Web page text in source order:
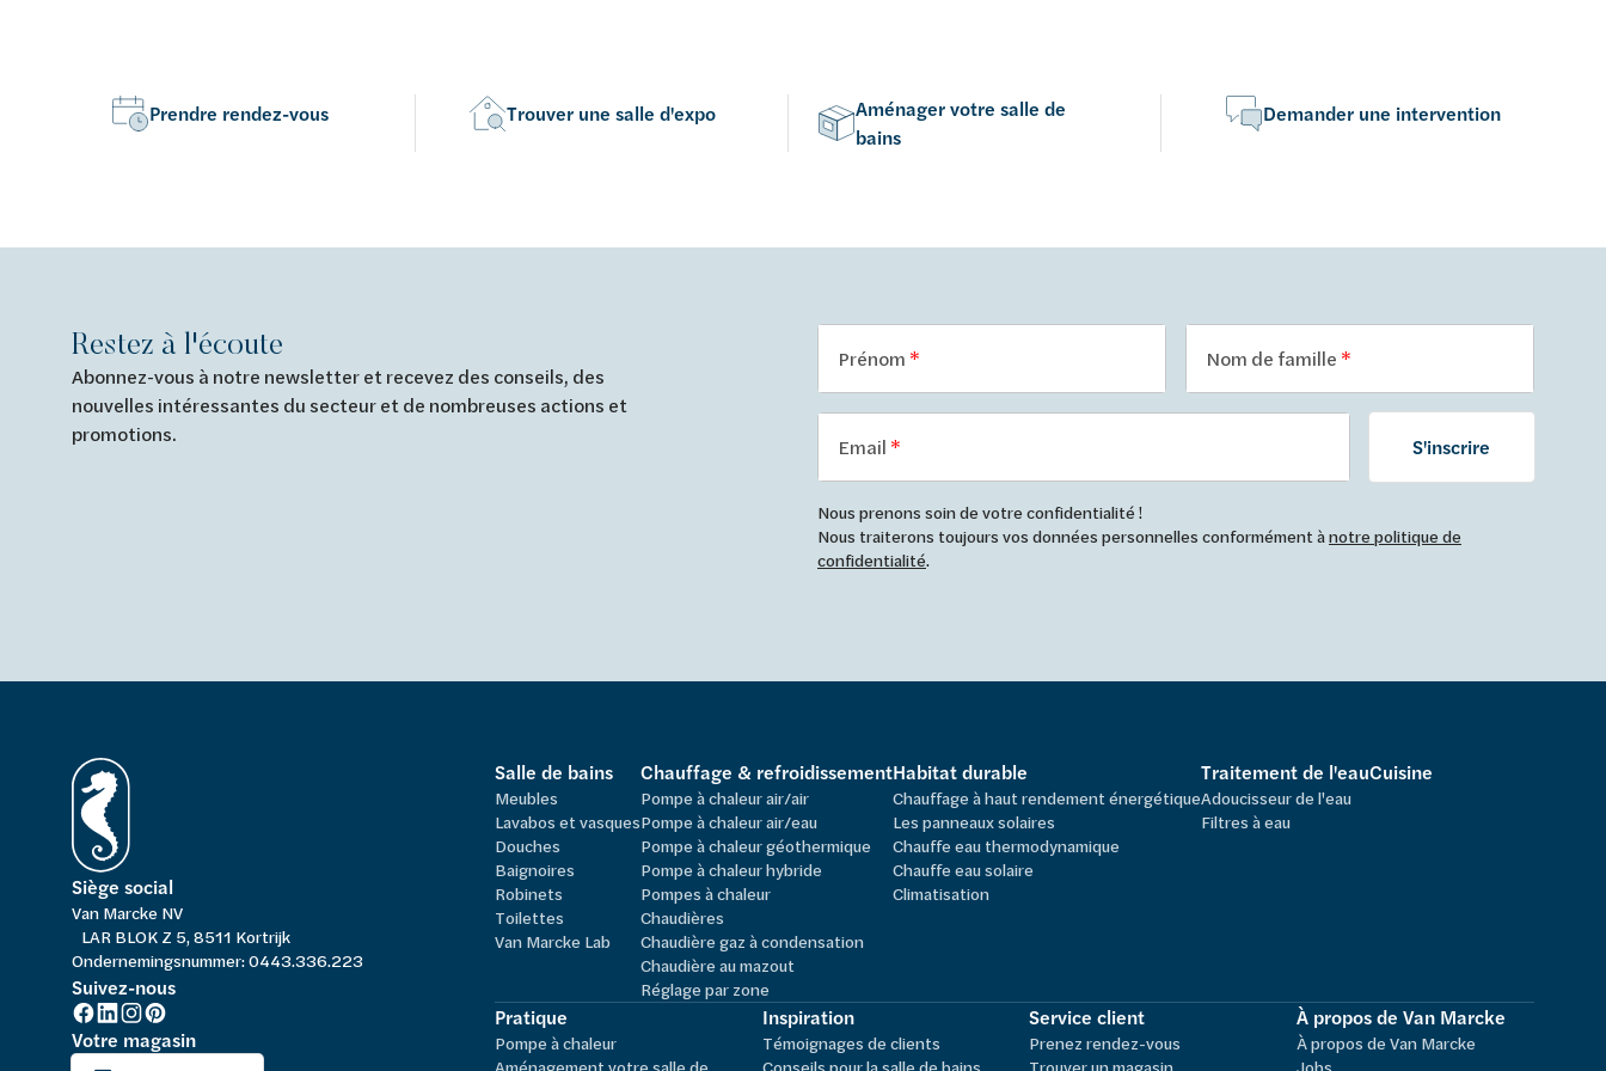
Prendre rendez-vous Trouver une salle d'expo
Aménager votre salle de
bains
Demander une intervention
Restez à l'écoute
Abonnez-vous à notre newsletter et recevez des conseils, des
nouvelles intéressantes du secteur et de nombreuses actions et
promotions.
Prénom Nom de famille
Email S'inscrire
Nous prenons soin de votre confidentialité !
Nous traiterons toujours vos données personnelles conformément ànotre politique de
confidentialité.
Siège social
Van Marcke NV
LAR BLOK Z 5, 8511 Kortrijk
Ondernemingsnummer: 0443.336.223
Suivez-nous
Votre magasin
Salle de bains
Meubles
Lavabos et vasques
Douches
Baignoires
Robinets
Toilettes
Van Marcke Lab
Chauffage & refroidissement
Pompe à chaleur air/air
Pompe à chaleur air/eau
Pompe à chaleur géothermique
Pompe à chaleur hybride
Pompes à chaleur
Chaudières
Chaudière gaz à condensation
Chaudière au mazout
Réglage par zone
Habitat durable
Chauffage à haut rendement énergétique
Les panneaux solaires
Chauffe eau thermodynamique
Chauffe eau solaire
Climatisation
Traitement de l'eau
Adoucisseur de l'eau
Filtres à eau
Cuisine
Pratique
Pompe à chaleur
Inspiration
Témoignages de clients
Service client
Prenez rendez-vous
À propos de Van Marcke
À propos de Van Marcke